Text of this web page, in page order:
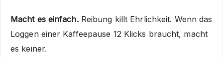
Macht es einfach.Reibung killt Ehrlichkeit. Wenn das
Loggen einer Kaffeepause 12 Klicks braucht, macht
es keiner.